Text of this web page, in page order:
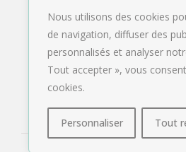
Nous utilisons des cookies
de navigation, diffuser des
personnalisés et analyser
Tout accepter », vous
cookies.
Personnaliser Tout